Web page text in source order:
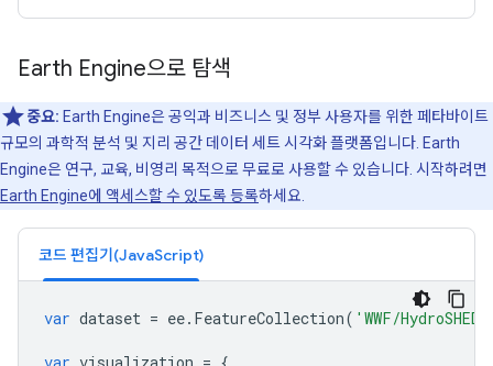
Earth Engine으로 탐색
중요: Earth Engine은 공익과 비즈니스 및 정부 사용자를 위한 페타바이트
규모의 과학적 분석 및 지리 공간 데이터 세트 시각화 플랫폼입니다. Earth
Engine은 연구, 교육, 비영리 목적으로 무료로 사용할 수 있습니다. 시작하려면
Earth Engine에 액세스할 수 있도록 등록하세요.
코드 편집기(JavaScript)
var dataset = ee. FeatureCollection( 'WWF/